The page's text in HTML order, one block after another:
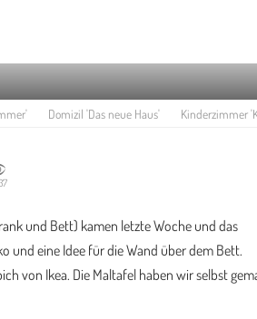
Domizil 'Das neue Haus' Kinderzimmer
und Bett) kamen letzte Woche und das
und eine Idee für die Wand über dem Bett.
von Ikea. Die Maltafel haben wir selbst